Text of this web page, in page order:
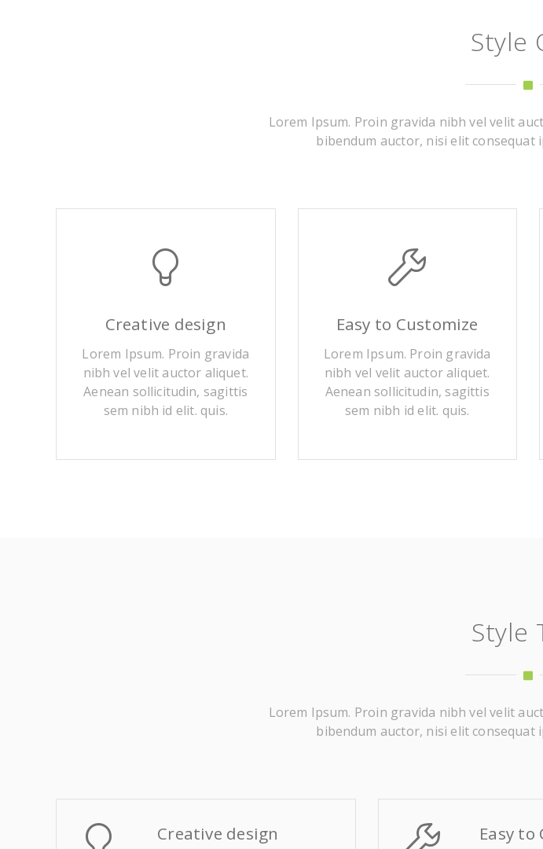
Style
Lorem Ipsum. Proin gravida nibh vel velit
bibendum auctor, nisi elit consequat
Creative design
Lorem Ipsum. Proin gravida
nibh vel velit auctor aliquet.
Aenean sollicitudin, sagittis
sem nibh id elit. quis.
Easy to Customize
Lorem Ipsum. Proin gravida
nibh vel velit auctor aliquet.
Aenean sollicitudin, sagittis
sem nibh id elit. quis.
Style
Lorem Ipsum. Proin gravida nibh vel velit
bibendum auctor, nisi elit consequat
Creative design Easy to